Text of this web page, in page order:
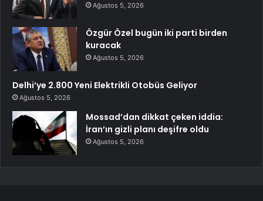
Ağustos 5, 2026
Özgür Özel bugün iki parti birden
kuracak
Ağustos 5, 2026
Delhi’ye 2.800 Yeni Elektrikli Otobüs Geliyor
Ağustos 5, 2026
Mossad’dan dikkat çeken iddia:
İran’ın gizli planı deşifre oldu
Ağustos 5, 2026